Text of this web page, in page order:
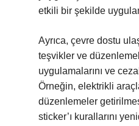
etkili bir şekilde
Ayrıca, çevre dostu
teşvikler ve
uygulamalarını ve
Örneğin, elektrikli
düzenlemeler
sticker’ı kurallarını